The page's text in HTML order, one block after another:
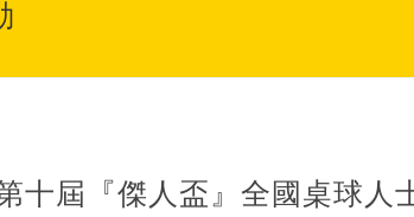
十屆『傑人盃』全國桌球人